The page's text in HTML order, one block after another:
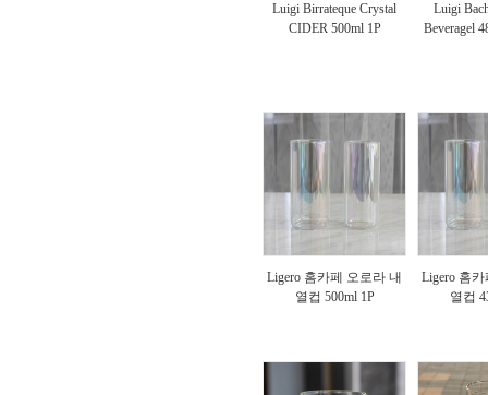
Luigi Birrateque Crystal
CIDER 500ml 1P
Luigi
Beveragel
Ligero 홈카페 오로라 내
열컵 500ml 1P
Ligero 홈
열컵